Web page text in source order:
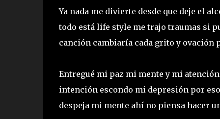
Ya nada me divierte desde que deje el
todo está life style me trajo traumas si
canción cambiaría cada grito y ovación
Entregué mi paz mi mente y mi
intención escondo mi depresión por
despeja mi mente ahí no piensa hacer